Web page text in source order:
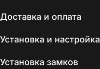
Доставка и оплата
Установка и настройка
Установка замков